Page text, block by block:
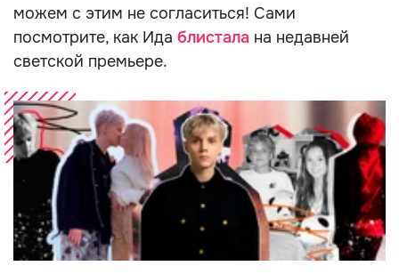
можем с этим не согласиться! Сами
посмотрите, как Ида блистала на недавней
светской премьере.